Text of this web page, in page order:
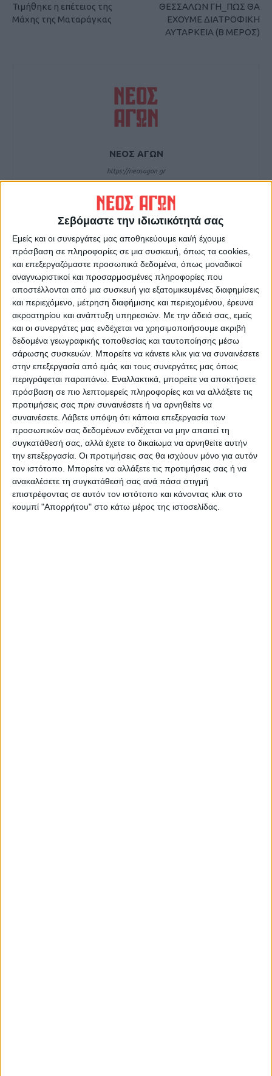
Σεβόμαστε την ιδιωτικότητά σας
Εμείς και οι συνεργάτες μας αποθηκεύουμε και/ή έχουμε
πρόσβαση σε πληροφορίες σε μια συσκευή, όπως τα cookies,
και επεξεργαζόμαστε προσωπικά δεδομένα, όπως μοναδικοί
αναγνωριστικοί και προσαρμοσμένες πληροφορίες που
αποστέλλονται από μια συσκευή για εξατομικευμένες διαφημίσεις
και περιεχόμενο, μέτρηση διαφήμισης και περιεχομένου, έρευνα
ακροατηρίου και ανάπτυξη υπηρεσιών. Με την άδειά σας, εμείς
και οι συνεργάτες μας ενδέχεται να χρησιμοποιήσουμε ακριβή
δεδομένα γεωγραφικής τοποθεσίας και ταυτοποίησης μέσω
σάρωσης συσκευών. Μπορείτε να κάνετε κλικ για να συναινέσετε
στην επεξεργασία από εμάς και τους συνεργάτες μας όπως
περιγράφεται παραπάνω. Εναλλακτικά, μπορείτε να αποκτήσετε
πρόσβαση σε πιο λεπτομερείς πληροφορίες και να αλλάξετε τις
προτιμήσεις σας πριν συναινέσετε ή να αρνηθείτε να
συναινέσετε. Λάβετε υπόψη ότι κάποια επεξεργασία των
προσωπικών σας δεδομένων ενδέχεται να μην απαιτεί τη
συγκατάθεσή σας, αλλά έχετε το δικαίωμα να αρνηθείτε αυτήν
την επεξεργασία. Οι προτιμήσεις σας θα ισχύουν μόνο για αυτόν
τον ιστότοπο. Μπορείτε να αλλάξετε τις προτιμήσεις σας ή να
ανακαλέσετε τη συγκατάθεσή σας ανά πάσα στιγμή
επιστρέφοντας σε αυτόν τον ιστότοπο και κάνοντας κλικ στο
κουμπί "Απορρήτου" στο κάτω μέρος της ιστοσελίδας.
Τιμήθηκε η επέτειος της
Μάχης της Ματαράγκας
ΘΕΣΣΑΛΩΝ ΓΗ_ΠΩΣ ΘΑ
ΕΧΟΥΜΕ ΔΙΑΤΡΟΦΙΚΗ
ΑΥΤΑΡΚΕΙΑ (Β ΜΕΡΟΣ)
ΝΕΟΣ ΑΓΩΝ
https://neosagon.gr
ΠΑΡΟΜΟΙΑ ΑΡΘΡΑ
VIDEO ΤΗΣ ΘΕΣΣΑΛΙΑΣ
Ρήξη στις λαϊκές αγορές